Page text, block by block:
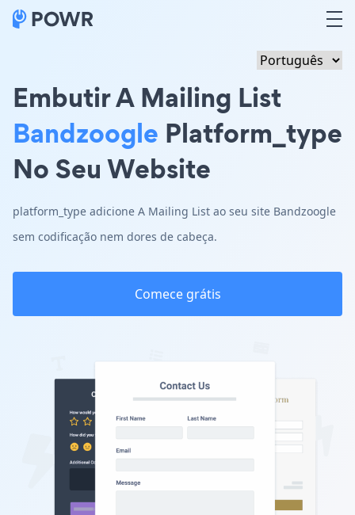
Embutir A Mailing List
Bandzoogle Platform_type
No Seu Website
platform_type adicione A Mailing List ao seu site Bandzoogle
sem codificação nem dores de cabeça.
Comece grátis